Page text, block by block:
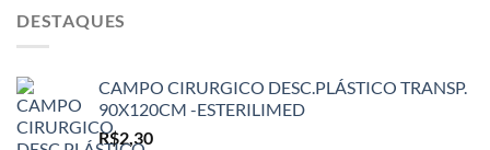
DESTAQUES
CAMPO CIRURGICO DESC.PLÁSTICO TRANSP.
90X120CM -ESTERILIMED
R$2,30